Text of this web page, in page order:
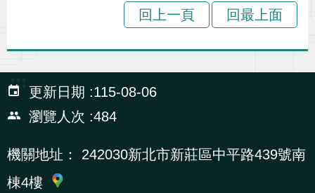
上
申
辦
導
專
回上一頁 回最上面
:::
更新日期
115-08-06
瀏覽人次
484
機關地址：
242030新北市新莊區中平路439號南
棟4樓